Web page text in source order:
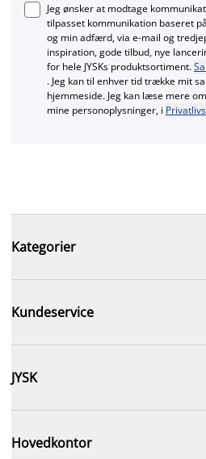
Jeg ønsker at modtage
tilpasset kommunikation baseret
og min adfærd, via e‑mail og
inspiration, gode tilbud, nye
for hele JYSKs produktsortiment.
. Jeg kan til enhver tid trække mit
hjemmeside. Jeg kan læse mere
mine personoplysninger, i
Kategorier
Kundeservice
JYSK
Hovedkontor